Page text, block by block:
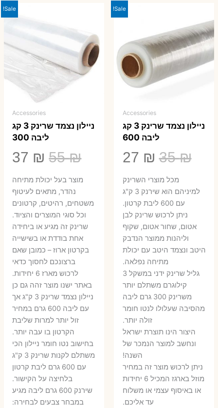
Sale!
Accessories
ניילון נצמד שרינק 3 קג
ליבה 600
35₪
המחיר
המקורי
היה:
35 ₪.
27 ₪
הנוכחי
הוא:
מכל מוצרי השרינק
למיניהם הוא שירנק 3 ק"ג
עם 600 ליבת קרטון.
ניתן לרכוש שרינק לבן
אטום, שחור אטום, שקוף
וליהנות ממוצר הנדבק
היטב ונצמד היטב עם יכולת
מתיחה נפלאה.
גליל שרינק ידני במשקל 3
קילוגרם משתלם יותר
משרינק 300 גרם ליבה
מהסיבה שעלולו לנטו חומר
זולה יותר.
היצור הינו תוצרת ישראל
ונחשב למוצר הנמכר של
השנה!
ניתן לרכוש מוצר זה במחיר
מוזל בארגז המכיל 6 יחידות
או באיסוף עצמי או משלוח
עד אליכם.
Sale!
Accessories
ניילון נצמד שרינק 3 קג
ליבה 300
55₪
המחיר
המקורי
היה:
55 ₪.
37 ₪
₪.
מוצר בעל יכולת מתיחה
נהדר, מתאים לעיטוף
משטחים, רהיטים, קרטונים
וכל סוגי המוצרים והציוד.
שרינק זה מגיע או ביחידה
אחת בודדת או בשישייה
בקרטון ארוז – כמובן שאם
ברצונכם לחסוך כדאי
לרכוש מארז 6 יחידות.
באתר ישנו מוצר זהה גם כן
ניילון נצמד שרינק 3 ק"ג אך
עם ליבה 600 גרם במחיר
זול יותר למרות שליבת
הקרטון בו עבה יותר.
בחישוב נטו חומר ניילון הכי
משתלם לקנות שרינק 3 ק"ג
עם 600 גרם ליבת קרטון
בלחיצה על הקישור.
שירנק 600 גרם ליבה מגיע
במבחר צבעים לבחירה: